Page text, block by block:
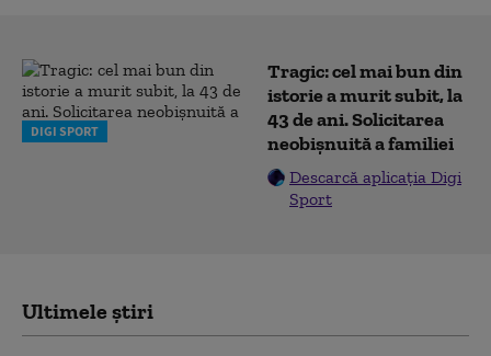
DIGI SPORT
Tragic: cel mai bun din
istorie a murit subit, la
43 de ani. Solicitarea
neobișnuită a familiei
Descarcă aplicația Digi
Sport
Ultimele știri